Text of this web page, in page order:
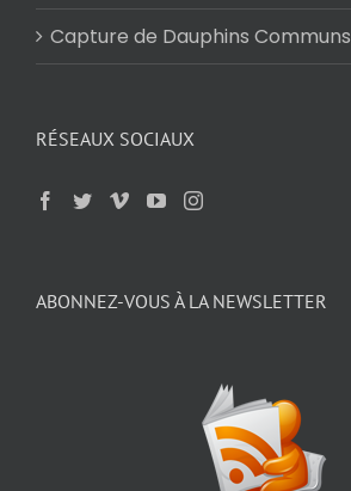
Capture de Dauphins Communs
RÉSEAUX SOCIAUX
ABONNEZ-VOUS À LA NEWSLETTER